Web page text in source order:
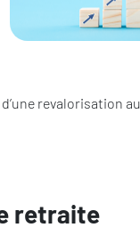
revalorisation au
retraite